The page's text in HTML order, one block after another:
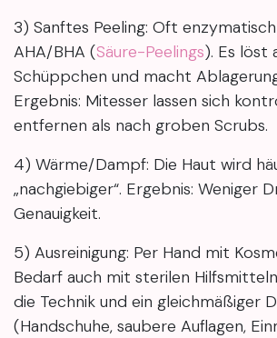
3) Sanftes Peeling: Oft
AHA/BHA (Säure-Peelings). Es löst
Schüppchen und macht
Ergebnis: Mitesser lassen sich
entfernen als nach groben Scrubs.
4) Wärme/Dampf: Die Haut wird
„nachgiebiger“. Ergebnis: Weniger
Genauigkeit.
5) Ausreinigung: Per Hand mit
Bedarf auch mit sterilen
die Technik und ein gleichmäßiger
(Handschuhe, saubere Auflagen,